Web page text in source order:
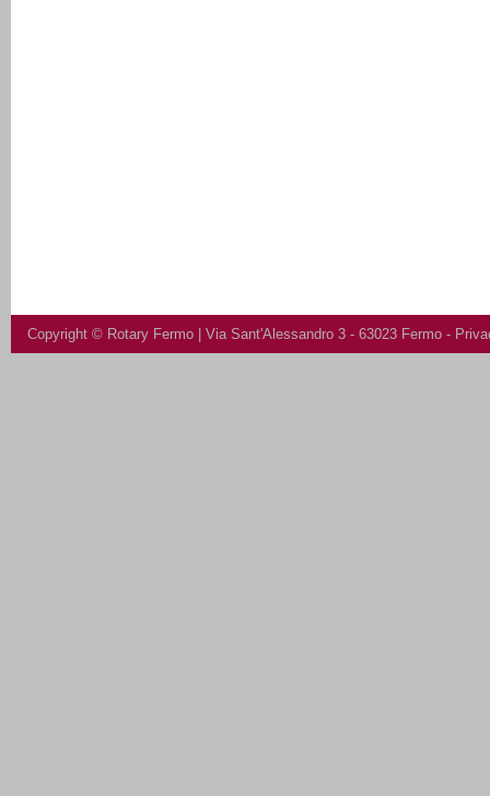
Copyright © Rotary Fermo | Via Sant'Alessandro 3 - 63023 Fermo -